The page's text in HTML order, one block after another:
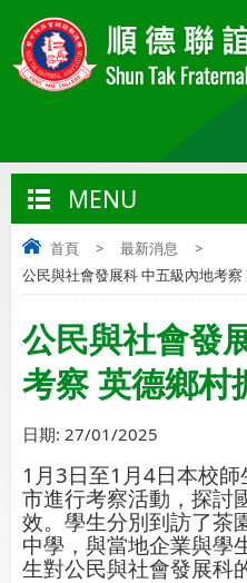
MENU
首頁 > 最新消息
>
公民與社會發展科 中五級內地考
公民與社會發
考察 英德鄉村
日期: 27/01/2025
1 月3日至1 月4日本校師
市進行考察活動，探討
效。學生分別到訪了茶
中學，與當地企業與學
生對公民與社會發展科